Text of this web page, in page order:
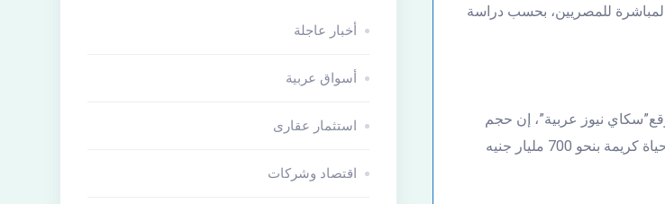
للمصريين، بحسب دراسة
نيوز عربية”، إن حجم
استثمارات شبكة الطرق يبلغ 740 مليار جنيه، فى حين تقدر استثمارات مشروع حياة كريمة بنحو 700 مليار جنيه
أخبار عاجلة
أسواق عربية
استثمار عقارى
اقتصاد وشركات